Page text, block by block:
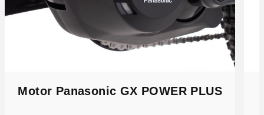
Motor Panasonic GX POWER PLUS